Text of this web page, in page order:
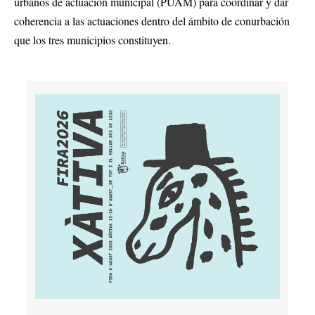
coherencia a las actuaciones dentro del ámbito de conurbación
que los tres municipios constituyen.